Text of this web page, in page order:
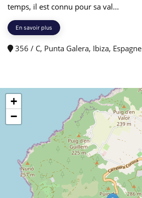
temps, il est connu pour sa val...
En savoir plus
356 / C, Punta Galera, Ibiza, Espagne
+
−